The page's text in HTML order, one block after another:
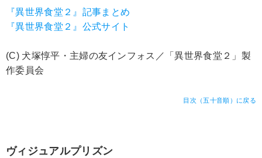
『異世界食堂２』記事まとめ
『異世界食堂２』公式サイト
(C) 犬塚惇平・主婦の友インフォス／「異世界食堂２」製
作委員会
目次（五十音順）に戻る
ヴィジュアルプリズン